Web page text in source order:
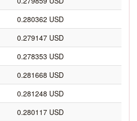
0.280362 USD
0.279147 USD
0.278353 USD
0.281668 USD
0.281248 USD
0.280117 USD